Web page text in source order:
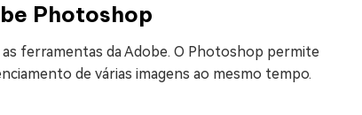
Photoshop
ferramentas da Adobe. O Photoshop permite
de várias imagens ao mesmo tempo.